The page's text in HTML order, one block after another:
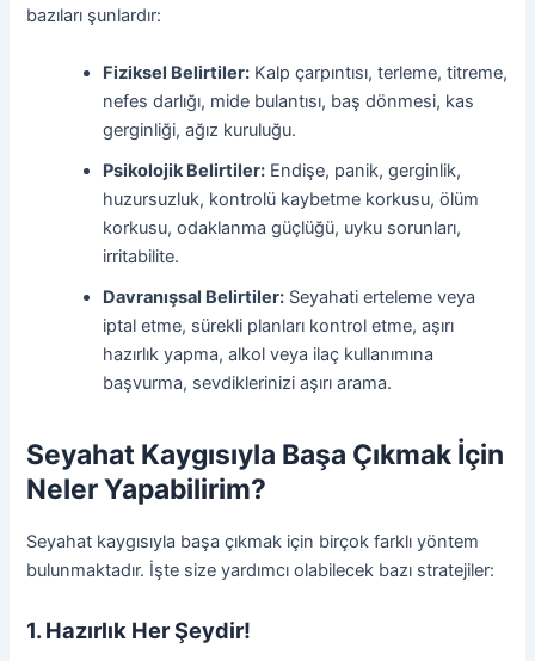
bazıları şunlardır:
Fiziksel Belirtiler: Kalp çarpıntısı, terleme, titreme,
nefes darlığı, mide bulantısı, baş dönmesi, kas
gerginliği, ağız kuruluğu.
Psikolojik Belirtiler: Endişe, panik, gerginlik,
huzursuzluk, kontrolü kaybetme korkusu, ölüm
korkusu, odaklanma güçlüğü, uyku sorunları,
irritabilite.
Davranışsal Belirtiler: Seyahati erteleme veya
iptal etme, sürekli planları kontrol etme, aşırı
hazırlık yapma, alkol veya ilaç kullanımına
başvurma, sevdiklerinizi aşırı arama.
Seyahat Kaygısıyla Başa Çıkmak İçin
Neler Yapabilirim?
Seyahat kaygısıyla başa çıkmak için birçok farklı yöntem
bulunmaktadır. İşte size yardımcı olabilecek bazı stratejiler:
1. Hazırlık Her Şeydir!